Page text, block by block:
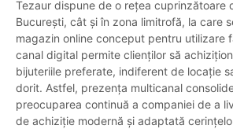
Tezaur dispune de o rețea cuprinzătoare
București, cât și în zona limitrofă, la care
magazin online conceput pentru utilizare
canal digital permite clienților să
bijuteriile preferate, indiferent de locație
dorit. Astfel, prezența multicanal
preocuparea continuă a companiei de a
de achiziție modernă și adaptată